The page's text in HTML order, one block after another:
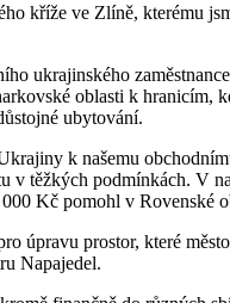
kříže ve Zlíně, kterému
ukrajinského
oblasti k
ubytování.
k našemu
v těžkých podmínkách. V
Kč pomohl v Rovenské
úpravu prostor, které
Napajedel.